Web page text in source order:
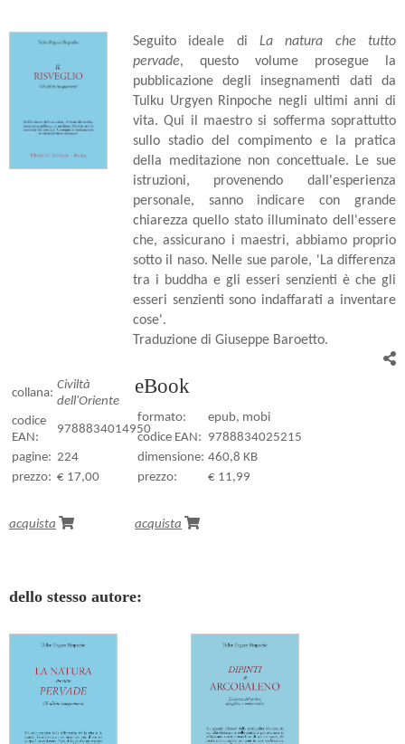
Seguito ideale di La natura che tutto
pervade, questo volume prosegue la
pubblicazione degli insegnamenti dati da
Tulku Urgyen Rinpoche negli ultimi anni di
vita. Qui il maestro si sofferma soprattutto
sullo stadio del compimento e la pratica
della meditazione non concettuale. Le sue
istruzioni, provenendo dall'esperienza
personale, sanno indicare con grande
chiarezza quello stato illuminato dell'essere
che, assicurano i maestri, abbiamo proprio
sotto il naso. Nelle sue parole, 'La differenza
tra i buddha e gli esseri senzienti è che gli
esseri senzienti sono indaffarati a inventare
cose'.
Traduzione di Giuseppe Baroetto.
collana:
Civiltà
dell'Oriente
codice
EAN:
9788834014950
pagine: 224
prezzo: € 17,00
acquista
eBook
formato:
epub, mobi
codice EAN: 9788834025215
dimensione: 460,8 KB
prezzo:
€ 11,99
acquista
dello stesso autore: